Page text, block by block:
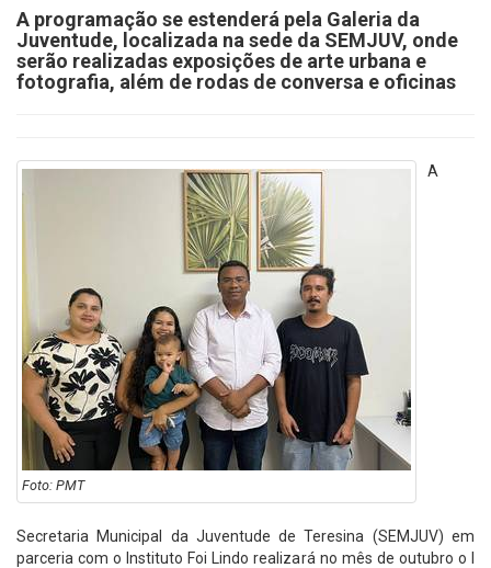
A programação se estenderá pela Galeria da
Juventude, localizada na sede da SEMJUV, onde
serão realizadas exposições de arte urbana e
fotografia, além de rodas de conversa e oficinas
Foto: PMT
A
Secretaria Municipal da Juventude de Teresina (SEMJUV) em
parceria com o Instituto Foi Lindo realizará no mês de outubro o I